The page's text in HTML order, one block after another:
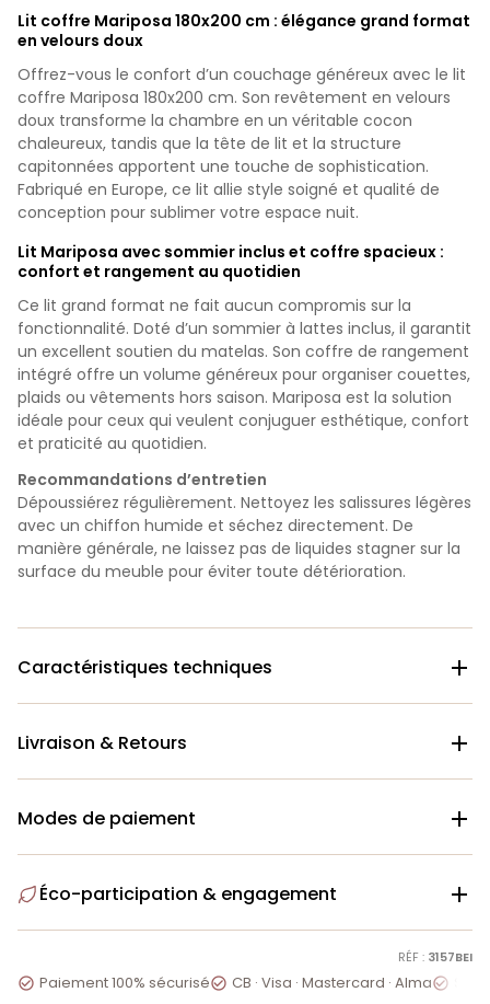
Lit coffre Mariposa 180x200 cm : élégance grand format
en velours doux
Offrez-vous le confort d’un couchage généreux avec le lit
coffre Mariposa 180x200 cm. Son revêtement en velours
doux transforme la chambre en un véritable cocon
chaleureux, tandis que la tête de lit et la structure
capitonnées apportent une touche de sophistication.
Fabriqué en Europe, ce lit allie style soigné et qualité de
conception pour sublimer votre espace nuit.
Lit Mariposa avec sommier inclus et coffre spacieux :
confort et rangement au quotidien
Ce lit grand format ne fait aucun compromis sur la
fonctionnalité. Doté d’un sommier à lattes inclus, il garantit
un excellent soutien du matelas. Son coffre de rangement
intégré offre un volume généreux pour organiser couettes,
plaids ou vêtements hors saison. Mariposa est la solution
idéale pour ceux qui veulent conjuguer esthétique, confort
et praticité au quotidien.
Recommandations d’entretien
Dépoussiérez régulièrement. Nettoyez les salissures légères
avec un chiffon humide et séchez directement. De
manière générale, ne laissez pas de liquides stagner sur la
surface du meuble pour éviter toute détérioration.
Caractéristiques techniques 
Livraison & Retours 
Modes de paiement 
Éco-participation & engagement 
RÉF : 3157BEI
 Paiement 100% sécurisé CB · Visa · Mastercard · Alma